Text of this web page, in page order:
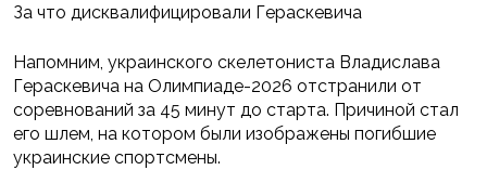
За что дисквалифицировали Гераскевича
Напомним, украинского скелетониста Владислава
Гераскевича на Олимпиаде-2026 отстранили от
соревнований за 45 минут до старта. Причиной стал
его шлем, на котором были изображены погибшие
украинские спортсмены.